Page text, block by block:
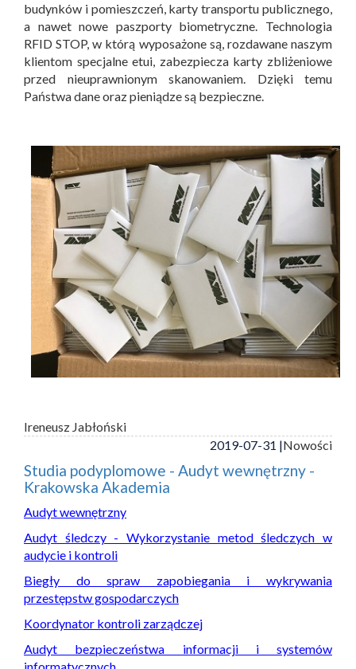
budynków i pomieszczeń, karty transportu publicznego,
a nawet nowe paszporty biometryczne. Technologia
RFID STOP, w którą wyposażone są, rozdawane naszym
klientom specjalne etui, zabezpiecza karty zbliżeniowe
przed nieuprawnionym skanowaniem. Dzięki temu
Państwa dane oraz pieniądze są bezpieczne.
Ireneusz Jabłoński
2019-07-31 |Nowości
Studia podyplomowe - Audyt wewnętrzny -
Krakowska Akademia
Audyt wewnętrzny
Audyt śledczy - Wykorzystanie metod śledczych w
audycie i kontroli
Biegły do spraw zapobiegania i wykrywania
przestępstw gospodarczych
Koordynator kontroli zarządczej
Audyt bezpieczeństwa informacji i systemów